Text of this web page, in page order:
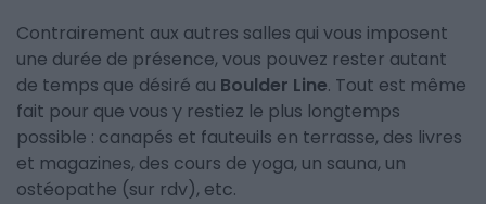
Contrairement aux autres salles qui vous imposent
une durée de présence, vous pouvez rester autant
de temps que désiré au Boulder Line. Tout est même
fait pour que vous y restiez le plus longtemps
possible : canapés et fauteuils en terrasse, des livres
et magazines, des cours de yoga, un sauna, un
ostéopathe (sur rdv), etc.